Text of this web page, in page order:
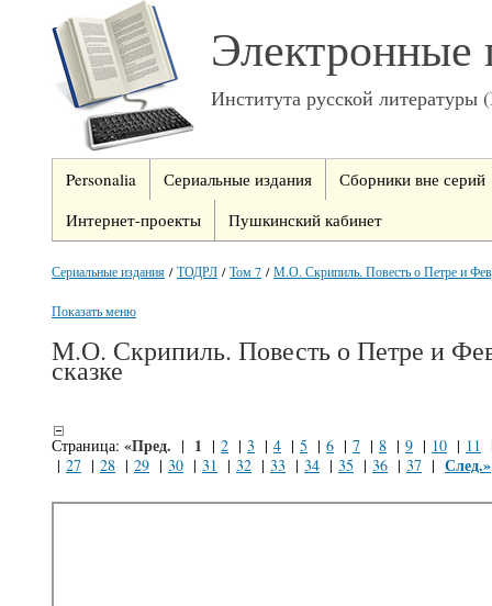
Электронные
Института русской
Personalia Сериальные издания
Сборники вне серий
Интернет-проекты
Пушкинский кабинет
Сериальные издания /ТОДРЛ /Том 7 /М.О. Скрипиль. Повесть о Петре и
Показать меню
М.О. Скрипиль. Повесть о Петре и
сказке
Страница: «Пред. | 1 | 2 | 3 | 4 | 5 | 6 | 7 | 8 | 9 | 10 | 11
| 27 | 28 | 29 | 30 | 31 | 32 | 33 | 34 | 35 | 36 | 37 | След.»